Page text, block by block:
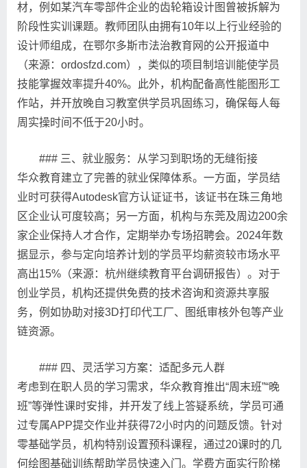
材，例如某汽车零部件企业的齿轮箱设计图曾被拆解为
阶段性实训课题。教师团队由拥有10年以上行业经验的
设计师组成，在鄂尔多斯市法治教育网的公开报道中
（来源：ordosfzd.com），类似的项目制培训能使学员
技能掌握效率提升40%。此外，机构配备高性能图形工
作站，并开放晚自习教室供学员巩固练习，确保每人每
周实操时间不低于20小时。
### 三、就业服务：从学习到职场的无缝衔接
华众教育建立了完善的就业保障体系。一方面，学员结
业时可获得Autodesk官方认证证书，该证书在珠三角地
区企业认可度较高；另一方面，机构与东莞及周边200余
家企业保持人才合作，定期举办专场招聘会。2024年数
据显示，参与定向培养计划的学员平均薪资较市场水平
高出15%（来源：杭州继续教育平台调研报告）。对于
创业学员，机构还提供免费的技术咨询和资源共享服
务，例如协助对接3D打印代工厂、图纸审核外包等产业
链资源。
### 四、灵活学习方案：适配多元人群
考虑到在职人员的学习需求，华众教育推出“周末班”“晚
班”等弹性课时安排，并开发了线上答疑系统，学员可通
过专属APP提交作业并获得72小时内的问题反馈。针对
零基础学员，机构特别设置预科课程，通过20课时的几
何绘图基础训练帮助学员快速入门。学费方面实行阶梯